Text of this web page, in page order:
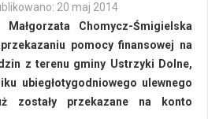
20 maj 2014
Chomycz-Śmigielska
pomocy finansowej na
z terenu gminy Ustrzyki Dolne,
ubiegłotygodniowego ulewnego
zostały przekazane na konto